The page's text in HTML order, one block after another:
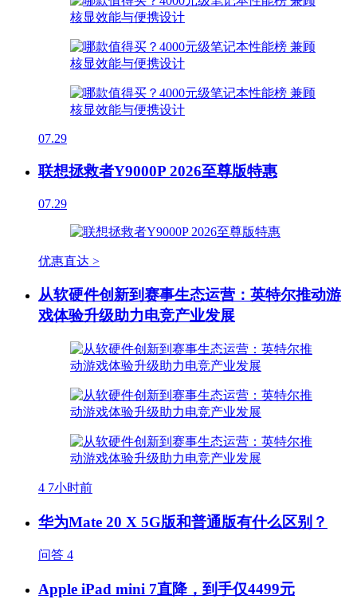
07.29
联想拯救者Y9000P 2026至尊版特惠
07.29
优惠直达 >
从软硬件创新到赛事生态运营：英特尔推动游
戏体验升级助力电竞产业发展
4 7小时前
华为Mate 20 X 5G版和普通版有什么区别？
问答 4
Apple iPad mini 7直降，到手仅4499元